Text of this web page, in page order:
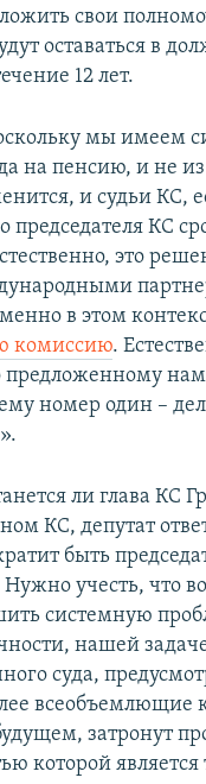
свои
оставаться в
12 лет.
мы имеем
на пенсию, и не
и судьи
председателя КС
это
в этом
комиссию.
предложенному
номер один –
ли глава КС
КС, депутат
быть
Нужно учесть, что
системную
нашей
суда,
всеобъемлющие
затронут
которой